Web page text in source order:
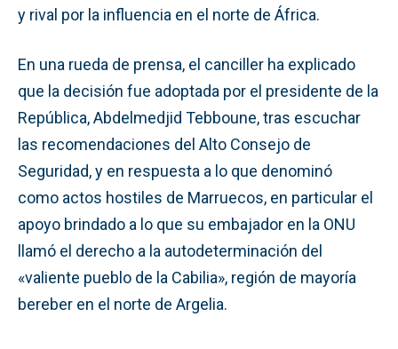
y rival por la influencia en el norte de África.
En una rueda de prensa, el canciller ha explicado
que la decisión fue adoptada por el presidente de la
República, Abdelmedjid Tebboune, tras escuchar
las recomendaciones del Alto Consejo de
Seguridad, y en respuesta a lo que denominó
como actos hostiles de Marruecos, en particular el
apoyo brindado a lo que su embajador en la ONU
llamó el derecho a la autodeterminación del
«valiente pueblo de la Cabilia», región de mayoría
bereber en el norte de Argelia.